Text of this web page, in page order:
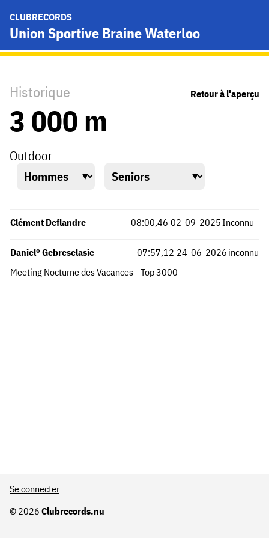
CLUBRECORDS
Union Sportive Braine Waterloo
Historique Retour à l'aperçu
3 000 m
Outdoor
Clément Deflandre Inconnu
08:00,46 -
02-09-2025
Daniel° Gebreselasie
inconnu
Meeting Nocturne des Vacances - Top 3000
07:57,12
-
24-06-2026
© 2026 Clubrecords.nu
Se connecter